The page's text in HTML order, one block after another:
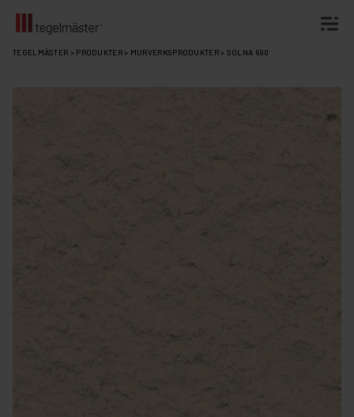
Fortsätt
TEGELMÄSTER > PRODUKTER> MURVERKSPRODUKTER> SOLNA 690